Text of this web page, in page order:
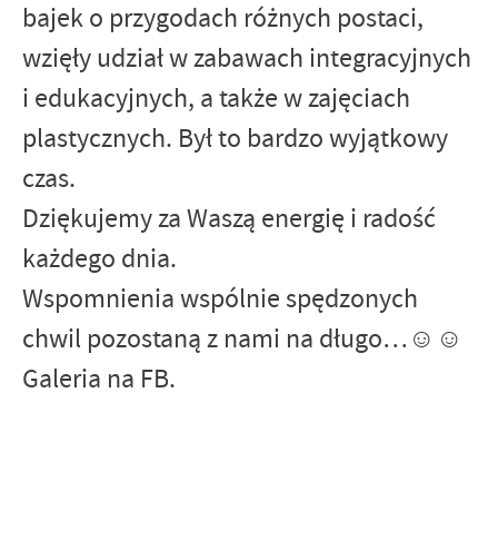
bajek o przygodach różnych postaci,
wzięły udział w zabawach integracyjnych
i edukacyjnych, a także w zajęciach
plastycznych. Był to bardzo wyjątkowy
czas.
Dziękujemy za Waszą energię i radość
każdego dnia.
Wspomnienia wspólnie spędzonych
chwil pozostaną z nami na długo…☺☺
Galeria na FB.